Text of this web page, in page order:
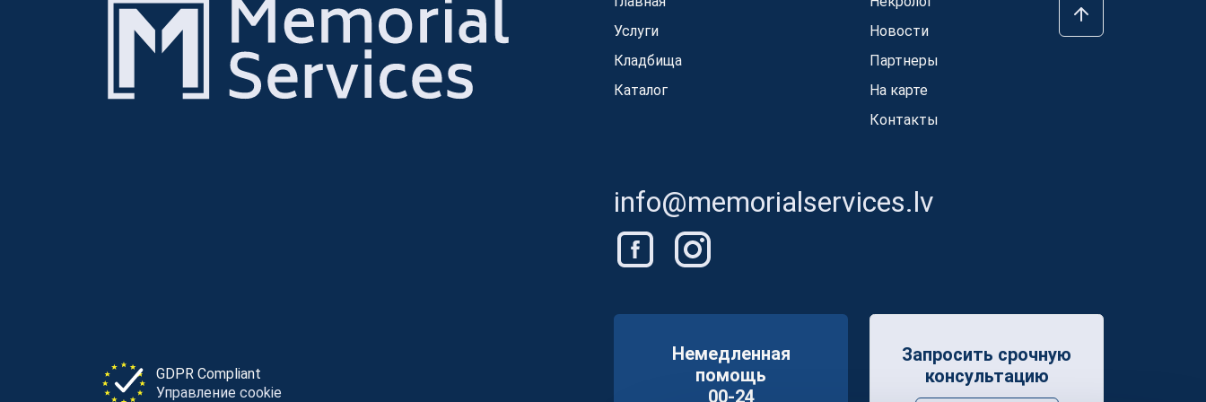
Услуги
Кладбища
Каталог
Новости
Партнеры
На карте
Контакты
info@memorialservices.lv
GDPR Compliant
Управление cookie
Немедленная
помощь
00-24
Запросить срочную
консультацию